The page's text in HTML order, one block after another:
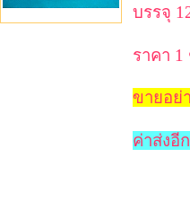
บรรจุ
ราคา
ขายอย่
ค่าส่งอี